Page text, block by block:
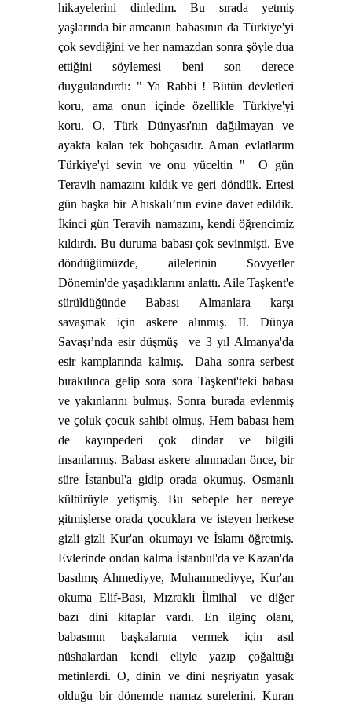
hikayelerini dinledim. Bu sırada yetmiş
yaşlarında bir amcanın babasının da Türkiye'yi
çok sevdiğini ve her namazdan sonra şöyle dua
ettiğini söylemesi beni son derece
duygulandırdı: " Ya Rabbi ! Bütün devletleri
koru, ama onun içinde özellikle Türkiye'yi
koru. O, Türk Dünyası'nın dağılmayan ve
ayakta kalan tek bohçasıdır. Aman evlatlarım
Türkiye'yi sevin ve onu yüceltin "
O gün
Teravih namazını kıldık ve geri döndük. Ertesi
gün başka bir Ahıskalı’nın evine davet edildik.
İkinci gün Teravih namazını, kendi öğrencimiz
kıldırdı. Bu duruma babası çok sevinmişti. Eve
döndüğümüzde, ailelerinin Sovyetler
Dönemin'de yaşadıklarını anlattı. Aile Taşkent'e
sürüldüğünde Babası Almanlara karşı
savaşmak için askere alınmış. II. Dünya
Savaşı’nda esir düşmüş
ve 3 yıl Almanya'da
esir kamplarında kalmış.
Daha sonra serbest
bırakılınca gelip sora sora Taşkent'teki babası
ve yakınlarını bulmuş. Sonra burada evlenmiş
ve çoluk çocuk sahibi olmuş. Hem babası hem
de kayınpederi çok dindar ve bilgili
insanlarmış. Babası askere alınmadan önce, bir
süre İstanbul'a gidip orada okumuş. Osmanlı
kültürüyle yetişmiş. Bu sebeple her nereye
gitmişlerse orada çocuklara ve isteyen herkese
gizli gizli Kur'an okumayı ve İslamı öğretmiş.
Evlerinde ondan kalma İstanbul'da ve Kazan'da
basılmış Ahmediyye, Muhammediyye, Kur'an
okuma Elif-Bası, Mızraklı İlmihal
ve diğer
bazı dini kitaplar vardı. En ilginç olanı,
babasının başkalarına vermek için asıl
nüshalardan kendi eliyle yazıp çoğalttığı
metinlerdi. O, dinin ve dini neşriyatın yasak
olduğu bir dönemde namaz surelerini, Kuran